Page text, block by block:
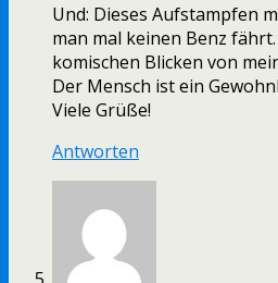
Und: Dieses Aufstampfen
man mal keinen Benz
komischen Blicken von
Der Mensch ist ein
Viele Grüße!
Antworten